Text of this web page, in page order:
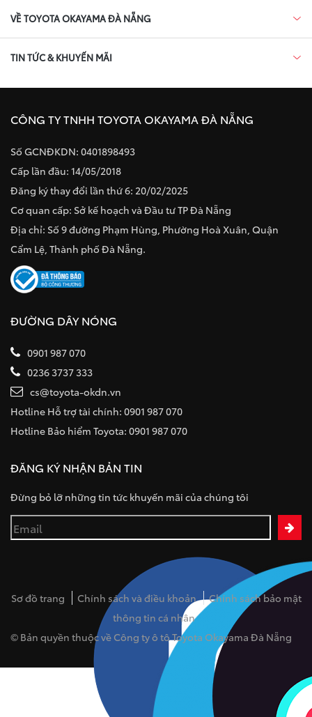
VỀ TOYOTA OKAYAMA ĐÀ NẴNG
TIN TỨC & KHUYẾN MÃI
CÔNG TY TNHH TOYOTA OKAYAMA ĐÀ NẴNG
Số GCNĐKDN: 0401898493
Cấp lần đầu: 14/05/2018
Đăng ký thay đổi lần thứ 6: 20/02/2025
Cơ quan cấp: Sở kế hoạch và Đầu tư TP Đà Nẵng
Địa chỉ: Số 9 đường Phạm Hùng, Phường Hoà Xuân, Quận
Cẩm Lệ, Thành phố Đà Nẵng.
ĐƯỜNG DÂY NÓNG
0901 987 070
0236 3737 333
cs@toyota-okdn.vn
Hotline Hỗ trợ tài chính: 0901 987 070
Hotline Bảo hiểm Toyota: 0901 987 070
ĐĂNG KÝ NHẬN BẢN TIN
Đừng bỏ lỡ những tin tức khuyến mãi của chúng tôi
Sơ đồ trang Chính sách và điều khoản
Chính sách bảo mật
thông tin cá nhân
© Bản quyền thuộc về Công ty ô tô Toyota Okayama Đà Nẵng